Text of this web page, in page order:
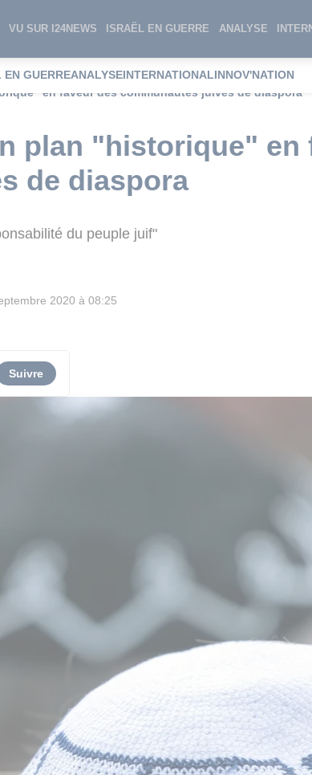
VU SUR I24NEWS ISRAËL EN GUERRE ANALYSE
EN GUERREANALYSEINTERNATIONALINNOV'NATION
en faveur des communautés juives de diaspora
plan "historique" en
de diaspora
du peuple juif"
2020 à 08:25
Suivre